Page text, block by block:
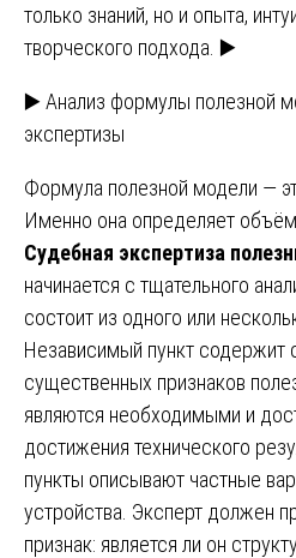
только знаний, но и опыта,
творческого подхода. ▶️
▶️ Анализ формулы полезной
экспертизы
Формула полезной модели —
Именно она определяет
Судебная экспертиза
начинается с тщательного
состоит из одного или
Независимый пункт содержит
существенных признаков
являются необходимыми и
достижения технического
пункты описывают частные
устройства. Эксперт должен
признак: является ли он